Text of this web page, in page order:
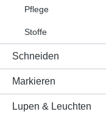
Pflege
Stoffe
Schneiden
Markieren
Lupen & Leuchten